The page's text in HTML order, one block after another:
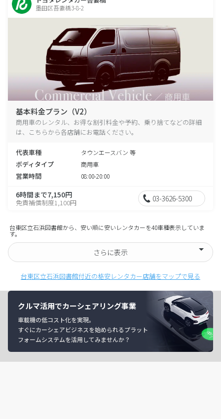
墨田区吾妻橋3-8-2
基本料金プラン（V2）
商用車のレンタル、お得な割引料金や予約、乗り捨てなどの詳細
は、こちらから各店舗にお電話ください。
代表車種 タウンエースバン 等
ボディタイプ 商用車
営業時間 08:00-20:00
6時間まで7,150円
免責補償制度1,100円 03-3626-5300
台東区立石浜図書館から、安い順に安いレンタカーを40車種表示していま
す。
さらに表示
台東区立石浜図書館付近の格安レンタカー店舗をマップで見る
クルマ活用でカーシェアリング事業
車載機の低コスト化を実現。
すぐにカーシェアビジネスを始められるプラット
フォームシステムを活用してみませんか？